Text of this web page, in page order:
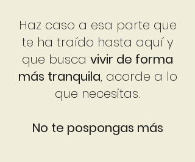
Haz caso a esa parte que
te ha traído hasta aquí y
que busca vivir de forma
más tranquila, acorde a lo
que necesitas.
No te pospongas más